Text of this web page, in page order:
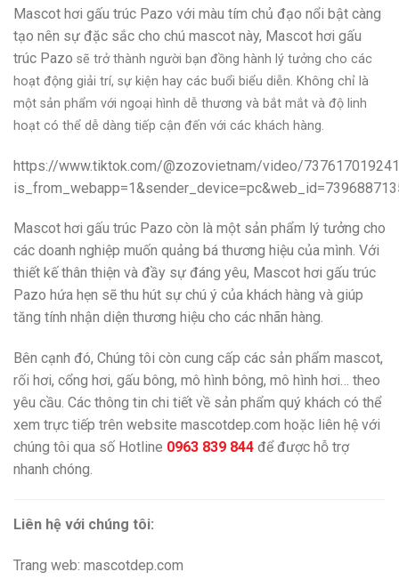
Mascot hơi gấu trúc Pazo với màu tím chủ đạo nổi bật càng
tạo nên sự đặc sắc cho chú mascot này, Mascot hơi gấu
trúc Pazo sẽ trở thành người bạn đồng hành lý tưởng cho các
hoạt động giải trí, sự kiện hay các buổi biểu diễn. Không chỉ là
một sản phẩm với ngoại hình dễ thương và bắt mắt và độ linh
hoạt có thể dễ dàng tiếp cận đến với các khách hàng.
https://www.tiktok.com/@zozovietnam/video/
Mascot hơi gấu trúc Pazo còn là một sản phẩm lý tưởng cho
các doanh nghiệp muốn quảng bá thương hiệu của mình. Với
thiết kế thân thiện và đầy sự đáng yêu, Mascot hơi gấu trúc
Pazo hứa hẹn sẽ thu hút sự chú ý của khách hàng và giúp
tăng tính nhận diện thương hiệu cho các nhãn hàng.
Bên cạnh đó, Chúng tôi còn cung cấp các sản phẩm mascot,
rối hơi, cổng hơi, gấu bông, mô hình bông, mô hình hơi… theo
yêu cầu. Các thông tin chi tiết về sản phẩm quý khách có thể
xem trực tiếp trên website mascotdep.com hoặc liên hệ với
chúng tôi qua số Hotline 0963 839 844 để được hỗ trợ
nhanh chóng.
Liên hệ với chúng tôi:
Trang web: mascotdep.com